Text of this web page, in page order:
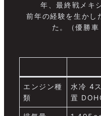
年、最終戦メキ
前年の経験を生かし
た。（優勝
エンジン種
類
水冷 4
置